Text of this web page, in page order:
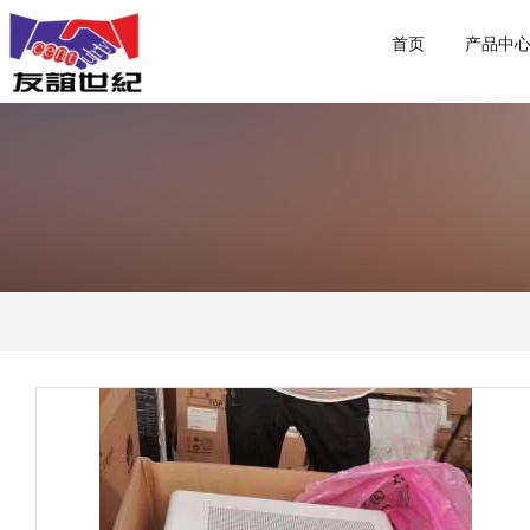
首页 产品中心